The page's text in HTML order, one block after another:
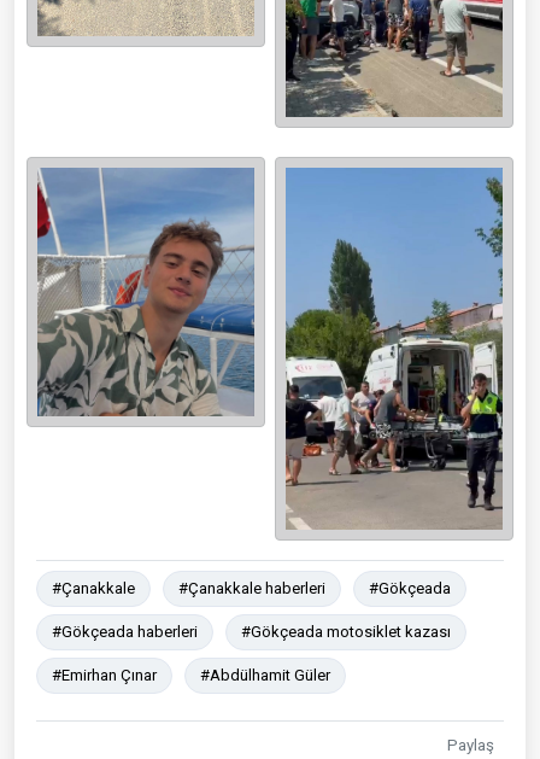
#Çanakkale #Çanakkale haberleri #Gökçeada
#Gökçeada haberleri #Gökçeada motosiklet kazası
#Emirhan Çınar #Abdülhamit Güler
Paylaş